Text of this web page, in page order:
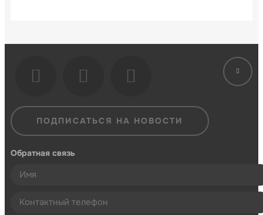
ПОДПИСАТЬСЯ НА НОВОСТИ
Обратная связь